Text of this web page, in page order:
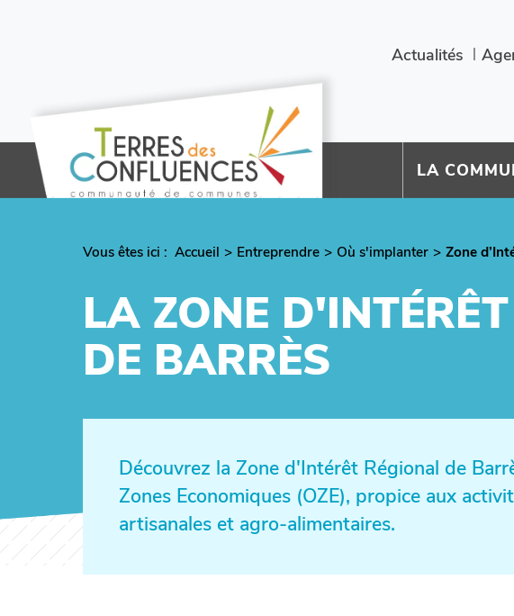
Actualités
LA
Vous êtes ici : Fil
Accueil Entreprendre Où s'implanter Zone
LA ZONE
DE BARRÈS
Découvrez la Zone d'Intérêt Régional de
Zones Economiques (OZE), propice aux
artisanales et agro-alimentaires.